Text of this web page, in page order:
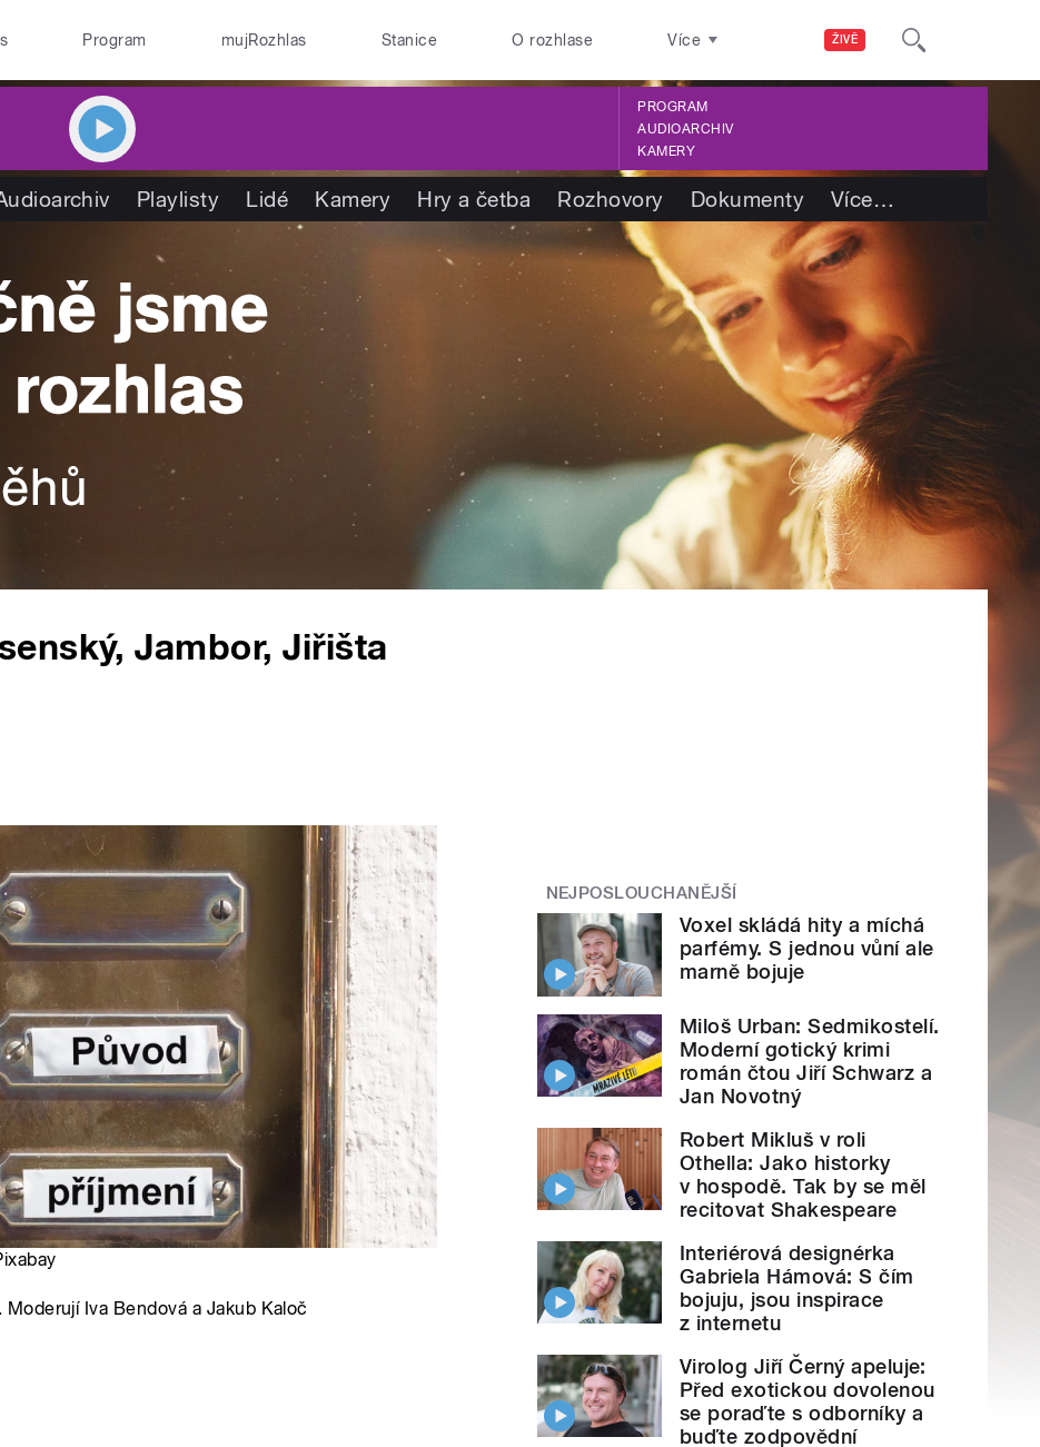
ŽIVĚ
Program mujRozhlas Stanice O rozhlase Více
PROGRAM
AUDIOARCHIV
KAMERY
Playlisty Lidé Kamery Hry a četba Rozhovory Dokumenty Více…
Jambor, Jiřišta
Iva Bendová a Jakub Kaloč
NEJPOSLOUCHANĚJŠÍ
Voxel skládá hity a míchá
parfémy. S jednou vůní ale
marně bojuje
Miloš Urban: Sedmikostelí.
Moderní gotický krimi
román čtou Jiří Schwarz a
Jan Novotný
Robert Mikluš v roli
Othella: Jako historky
v hospodě. Tak by se měl
recitovat Shakespeare
Interiérová designérka
Gabriela Hámová: S čím
bojuju, jsou inspirace
z internetu
Virolog Jiří Černý apeluje:
Před exotickou dovolenou
se poraďte s odborníky a
buďte zodpovědní